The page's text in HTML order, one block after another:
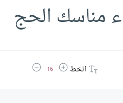
مناسك الحج
الخطزيادة حجم الخط
16 تقليل حجم الخط